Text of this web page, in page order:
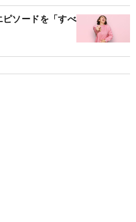
ピソードを「すべ